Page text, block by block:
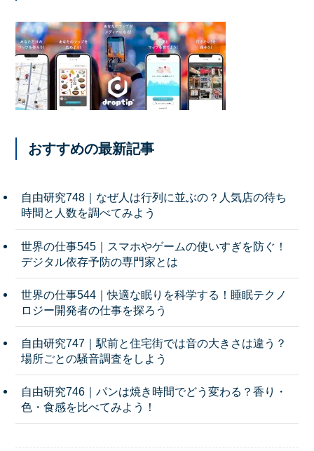
おすすめの最新記事
自由研究748｜なぜ人は行列に並ぶの？人気店の待ち
時間と人数を調べてみよう
世界の仕事545｜スマホやゲームの使いすぎを防ぐ！
デジタル依存予防の専門家とは
世界の仕事544｜快適な眠りを科学する！睡眠テクノ
ロジー開発者の仕事を探ろう
自由研究747｜駅前と住宅街では音の大きさは違う？
場所ごとの騒音調査をしよう
自由研究746｜パンは焼き時間でどう変わる？香り・
色・食感を比べてみよう！